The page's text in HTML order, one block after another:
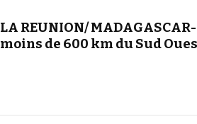
LA REUNION/
moins de 600 km du Sud